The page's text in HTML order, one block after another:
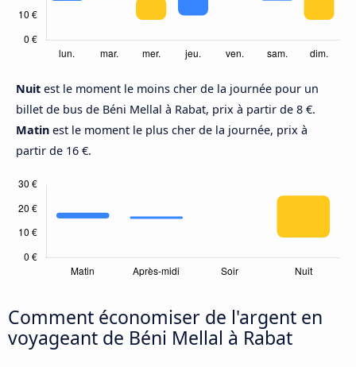
Nuit est le moment le moins cher de la journée pour un
billet de bus de Béni Mellal à Rabat, prix à partir de 8 €.
Matin est le moment le plus cher de la journée, prix à
partir de 16 €.
Comment économiser de l'argent en
voyageant de Béni Mellal à Rabat